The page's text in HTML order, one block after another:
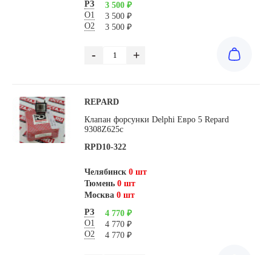
РЗ
3 500 ₽
О1
3 500 ₽
О2
3 500 ₽
- +
REPARD
Клапан форсунки Delphi Евро 5 Repard
9308Z625c
RPD10-322
Челябинск 0 шт
Тюмень 0 шт
Москва 0 шт
РЗ
4 770 ₽
О1
4 770 ₽
О2
4 770 ₽